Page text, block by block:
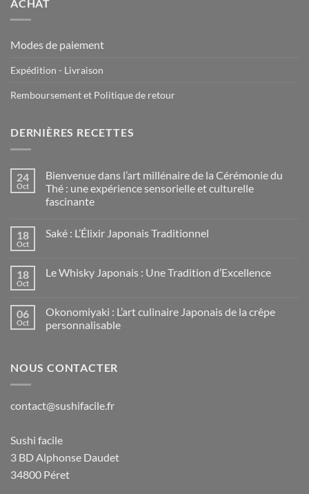
ACHAT
Modes de paiement
Expédition - Livraison
Remboursement et Politique de retour
DERNIÈRES RECETTES
24
Oct
Bienvenue dans l’art millénaire de la Cérémonie du
Thé : une expérience sensorielle et culturelle
fascinante
18
Oct
Saké : L’Élixir Japonais Traditionnel
18
Oct
Le Whisky Japonais : Une Tradition d’Excellence
06
Oct
Okonomiyaki : L’art culinaire Japonais de la crêpe
personnalisable
NOUS CONTACTER
contact@sushifacile.fr
Sushi facile
3 BD Alphonse Daudet
34800 Péret